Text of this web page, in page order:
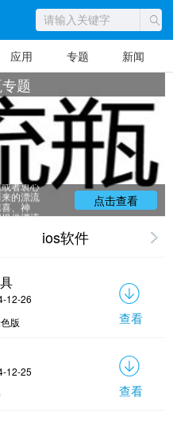
应用 专题 新闻
题
人们穿越
封在漂
者衷心
的漂流
、神
供漂流
点击查看
ios软件
12-26
版 查看
12-25
查看